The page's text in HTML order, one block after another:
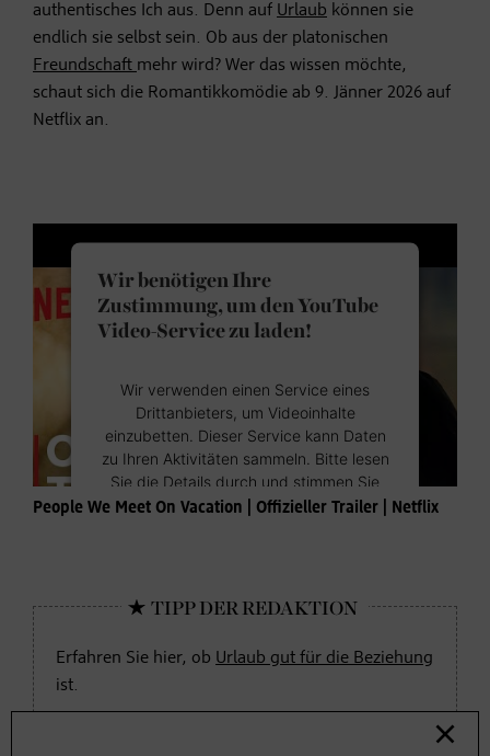
authentisches Ich aus. Denn auf Urlaub können sie
endlich sie selbst sein. Ob aus der platonischen
Freundschaft mehr wird? Wer das wissen möchte,
schaut sich die Romantikkomödie ab 9. Jänner 2026 auf
Netflix an.
Wir benötigen Ihre
Zustimmung, um den YouTube
Video-Service zu laden!
Wir verwenden einen Service eines
Drittanbieters, um Videoinhalte
einzubetten. Dieser Service kann Daten
zu Ihren Aktivitäten sammeln. Bitte lesen
Sie die Details durch und stimmen Sie
der Nutzung des Service zu, um dieses
Mehr Informationen
Akzeptieren
People We Meet On Vacation | Offizieller Trailer | Netflix
Erfahren Sie hier, ob Urlaub gut für die Beziehung
ist.